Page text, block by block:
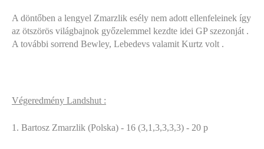
A döntőben a lengyel Zmarzlik esély nem adott ellenfeleinek így
az ötszörös világbajnok győzelemmel kezdte idei GP szezonját .
A további sorrend Bewley, Lebedevs valamit Kurtz volt .
Végeredmény Landshut :
1. Bartosz Zmarzlik (Polska) - 16 (3,1,3,3,3,3) - 20 p